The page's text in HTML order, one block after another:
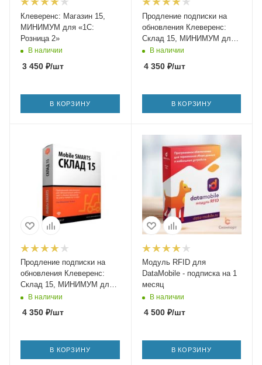
Клеверенс: Магазин 15,
МИНИМУМ для «1С:
Розница 2»
В наличии
3 450 ₽/шт
В КОРЗИНУ
Продление подписки на
обновления Клеверенс:
Склад 15, МИНИМУМ для
«1С: УТ» 10.3.32.1 и выше
В наличии
4 350₽/шт
В КОРЗИНУ
Продление подписки на
обновления Клеверенс:
Склад 15, МИНИМУМ для
«1С: УПП» 1.3.92.1 и выше
до 1.3.x.x
В наличии
4 350 ₽/шт
В КОРЗИНУ
Модуль RFID для
DataMobile - подписка на 1
месяц
В наличии
4 500₽/шт
В КОРЗИНУ